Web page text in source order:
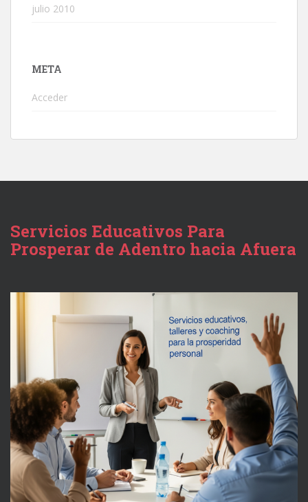
julio 2010
META
Acceder
Servicios Educativos Para
Prosperar de Adentro hacia Afuera